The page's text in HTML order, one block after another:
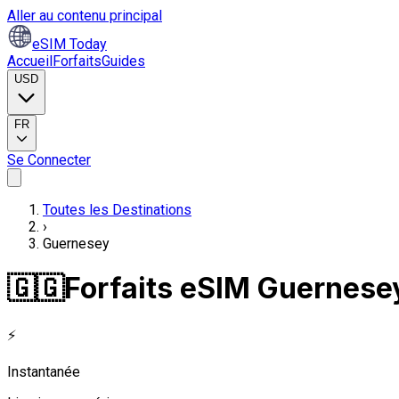
Aller au contenu principal
eSIM Today
AccueilForfaitsGuides
USD
FR
Se Connecter
Toutes les Destinations
›
Guernesey
🇬🇬Forfaits eSIM
⚡
Instantanée